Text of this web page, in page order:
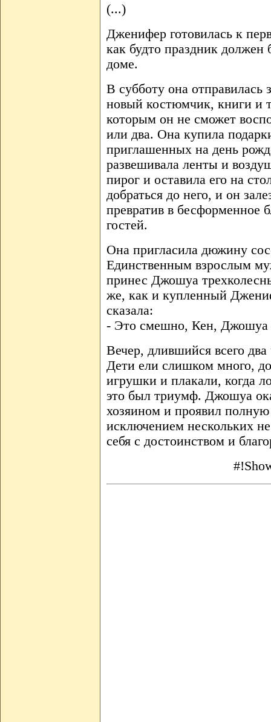
(...)
Дженифер готовилась к
как будто праздник должен
доме.
В субботу она отправилась
новый костюмчик, книги и
которым он не сможет
или два. Она купила
приглашенных на день
развешивала ленты и
пирог и оставила его на
добраться до него, и он
превратив в бесформенное
гостей.
Она пригласила дюжину
Единственным взрослым
принес Джошуа
же, как и купленный
сказала:
- Это смешно, Кен, Джошуа
Вечер, длившийся всего
Дети ели слишком много,
игрушки и плакали, когда
это был триумф. Джошуа
хозяином и проявил полную
исключением нескольких
себя с достоинством и